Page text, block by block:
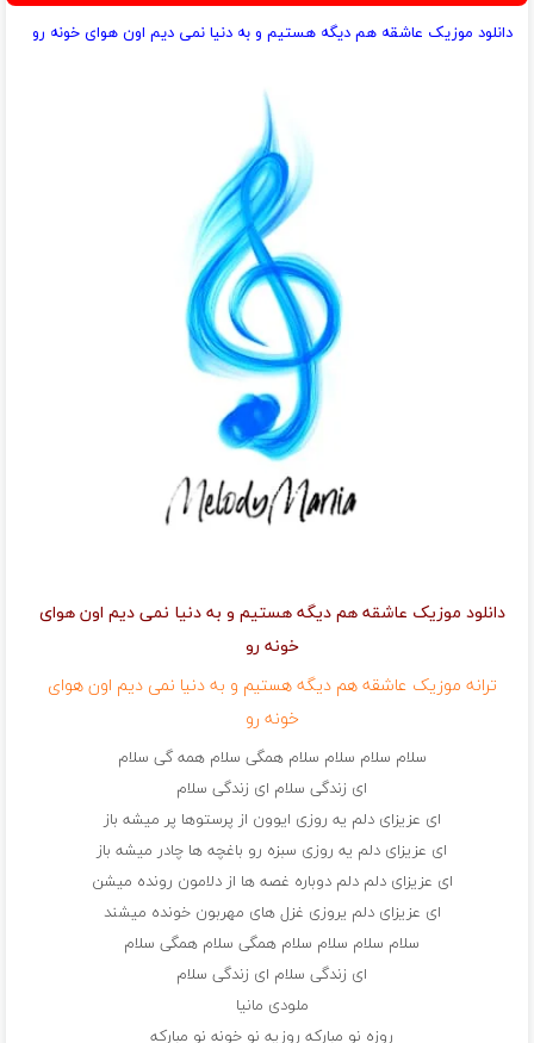
دانلود موزیک عاشقه هم دیگه هستیم و به دنیا نمی دیم اون هوای خونه رو
دانلود موزیک عاشقه هم دیگه هستیم و به دنیا نمی دیم اون هوای
خونه رو
ترانه موزیک عاشقه هم دیگه هستیم و به دنیا نمی دیم اون هوای
خونه رو
سلام سلام سلام سلام همگی سلام همه گی سلام
ای زندگی سلام ای زندگی سلام
ای عزیزای دلم یه روزی ایوون از پرستوها پر میشه باز
ای عزیزای دلم یه روزی سبزه رو باغچه ها چادر میشه باز
ای عزیزای دلم دلم دوباره غصه ها از دلامون رونده میشن
ای عزیزای دلم یروزی غزل های مهربون خونده میشند
سلام سلام سلام سلام همگی سلام همگی سلام
ای زندگی سلام ای زندگی سلام
ملودی مانیا
روزه نو مبارکه روزیه نو خونه نو مبارکه